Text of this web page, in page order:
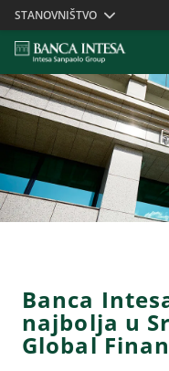
Skiplinks
STANOVNIŠTVO
Banca
najbolja u
Global